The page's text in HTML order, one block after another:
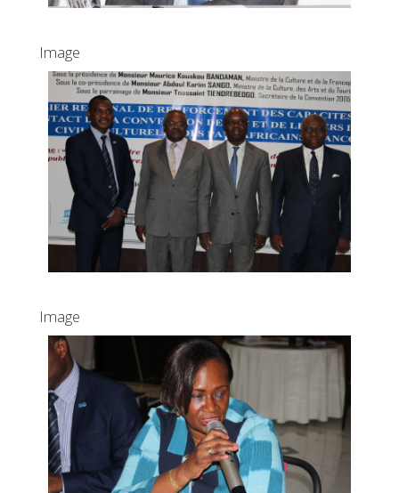
Image
Image